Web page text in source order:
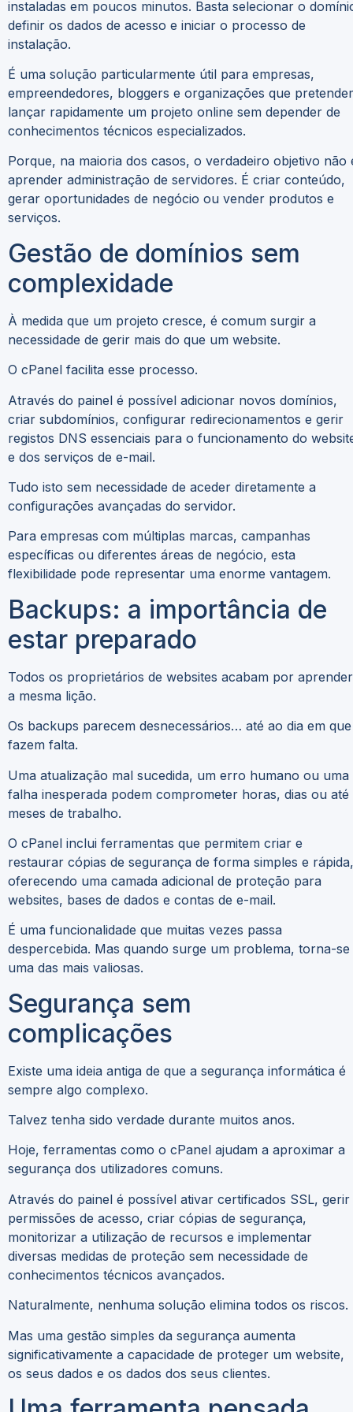
instaladas em poucos minutos. Basta selecionar o
definir os dados de acesso e iniciar o processo de
instalação.
É uma solução particularmente útil para empresas,
empreendedores, bloggers e organizações que
lançar rapidamente um projeto online sem depender de
conhecimentos técnicos especializados.
Porque, na maioria dos casos, o verdadeiro objetivo não
aprender administração de servidores. É criar conteúdo,
gerar oportunidades de negócio ou vender produtos e
serviços.
Gestão de domínios sem
complexidade
À medida que um projeto cresce, é comum surgir a
necessidade de gerir mais do que um website.
O cPanel facilita esse processo.
Através do painel é possível adicionar novos domínios,
criar subdomínios, configurar redirecionamentos e gerir
registos DNS essenciais para o funcionamento do
e dos serviços de e-mail.
Tudo isto sem necessidade de aceder diretamente a
configurações avançadas do servidor.
Para empresas com múltiplas marcas, campanhas
específicas ou diferentes áreas de negócio, esta
flexibilidade pode representar uma enorme vantagem.
Backups: a importância de
estar preparado
Todos os proprietários de websites acabam por aprender
a mesma lição.
Os backups parecem desnecessários… até ao dia em que
fazem falta.
Uma atualização mal sucedida, um erro humano ou uma
falha inesperada podem comprometer horas, dias ou até
meses de trabalho.
O cPanel inclui ferramentas que permitem criar e
restaurar cópias de segurança de forma simples e rápida,
oferecendo uma camada adicional de proteção para
websites, bases de dados e contas de e-mail.
É uma funcionalidade que muitas vezes passa
despercebida. Mas quando surge um problema, torna-se
uma das mais valiosas.
Segurança sem
complicações
Existe uma ideia antiga de que a segurança informática é
sempre algo complexo.
Talvez tenha sido verdade durante muitos anos.
Hoje, ferramentas como o cPanel ajudam a aproximar a
segurança dos utilizadores comuns.
Através do painel é possível ativar certificados SSL, gerir
permissões de acesso, criar cópias de segurança,
monitorizar a utilização de recursos e implementar
diversas medidas de proteção sem necessidade de
conhecimentos técnicos avançados.
Naturalmente, nenhuma solução elimina todos os riscos.
Mas uma gestão simples da segurança aumenta
significativamente a capacidade de proteger um website,
os seus dados e os dados dos seus clientes.